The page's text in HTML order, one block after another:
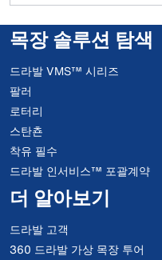
목장 솔루션 탐색
드라발 VMS™ 시리즈
팔러
로터리
스탄쵼
착유 필수
드라발 인서비스™ 포괄계약
더 알아보기
드라발 고객
360 드라발 가상 목장 투어